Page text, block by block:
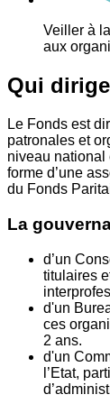
Veiller à
aux
Qui
Le Fonds est
patronales et
niveau national
forme d’une
du Fonds
La
d’un
titulaires
d'un
ces
2 ans.
d'un
l’Etat,